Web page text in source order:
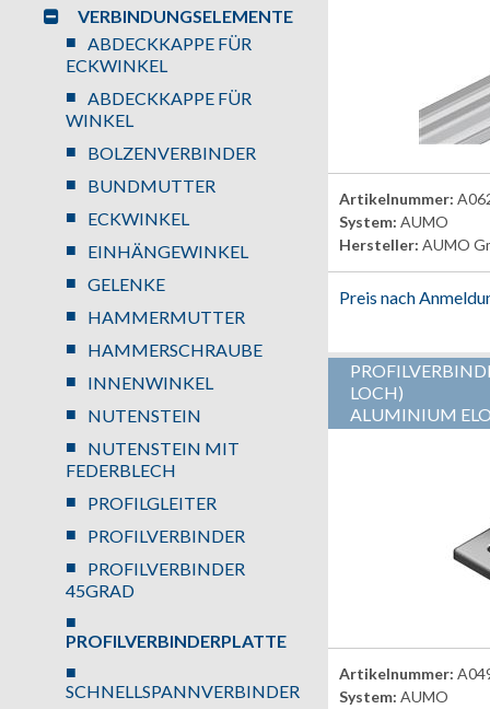
VERBINDUNGSELEMENTE
ABDECKKAPPE FÜR
ECKWINKEL
ABDECKKAPPE FÜR
WINKEL
BOLZENVERBINDER
BUNDMUTTER
ECKWINKEL
EINHÄNGEWINKEL
GELENKE
HAMMERMUTTER
HAMMERSCHRAUBE
INNENWINKEL
NUTENSTEIN
NUTENSTEIN MIT
FEDERBLECH
PROFILGLEITER
PROFILVERBINDER
PROFILVERBINDER
45GRAD
PROFILVERBINDERPLATTE
SCHNELLSPANNVERBINDER
Artikelnummer:
System: AUMO
Hersteller: AUMO
Preis nach
LOCH)
ALUMINIUM
Artikelnummer:
System: AUMO